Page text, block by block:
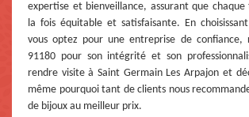
expertise et bienveillance, assurant que
la fois équitable et satisfaisante. En
vous optez pour une entreprise de confiance,
91180 pour son intégrité et son
rendre visite à Saint Germain Les Arpajon et
même pourquoi tant de clients nous
de bijoux au meilleur prix.